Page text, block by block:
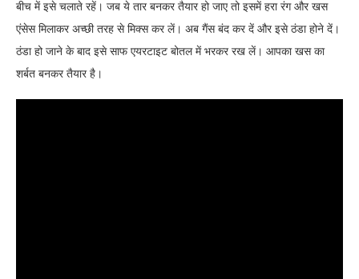
बीच में इसे चलाते रहें। जब ये तार बनकर तैयार हो जाए तो इसमें हरा रंग और खस
एंसेस मिलाकर अच्छी तरह से मिक्स कर लें। अब गैंस बंद कर दें और इसे ठंडा होने दें।
ठंडा हो जाने के बाद इसे साफ एयरटाइट बोतल में भरकर रख लें। आपका खस का
शर्बत बनकर तैयार है।